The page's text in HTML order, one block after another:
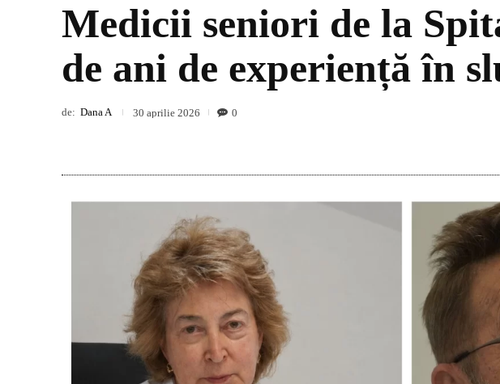
Medicii seniori de la
de ani de experiență în
de: Dana A 30 aprilie 2026 0